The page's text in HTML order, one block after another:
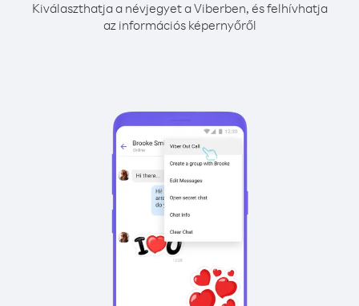
Kiválaszthatja a névjegyet a Viberben, és felhívhatja
az információs képernyőről